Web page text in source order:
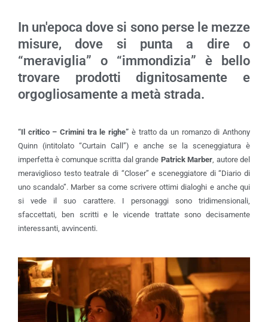
In un'epoca dove si sono perse le mezze
misure, dove si punta a dire o
“meraviglia” o “immondizia” è bello
trovare prodotti dignitosamente e
orgogliosamente a metà strada.
“Il critico – Crimini tra le righe” è tratto da un romanzo di Anthony
Quinn (intitolato “Curtain Call”) e anche se la sceneggiatura è
imperfetta è comunque scritta dal grande Patrick Marber , autore del
meraviglioso testo teatrale di “Closer” e sceneggiatore di “Diario di
uno scandalo”. Marber sa come scrivere ottimi dialoghi e anche qui
si vede il suo carattere. I personaggi sono tridimensionali,
sfaccettati, ben scritti e le vicende trattate sono decisamente
interessanti, avvincenti.